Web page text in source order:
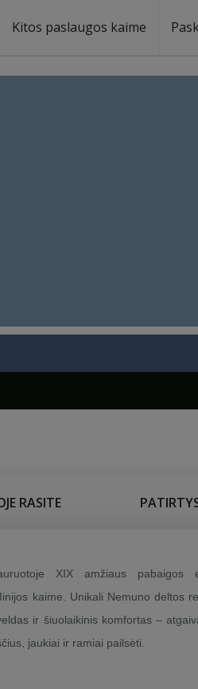
Kitos paslaugos kaime
RASITE
XIX amžiaus pabaigos
kaime. Unikali Nemuno deltos
ir šiuolaikinis komfortas –
jaukiai ir ramiai pailsėti.